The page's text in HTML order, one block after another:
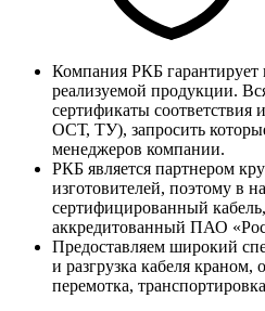
Компания РКБ гарантирует
реализуемой продукции.
сертификаты соответствия
ОСТ, ТУ), запросить
менеджеров компании.
РКБ является партнером
изготовителей, поэтому в
сертифицированный
аккредитованный ПАО
Предоставляем широкий
и разгрузка кабеля краном,
перемотка,